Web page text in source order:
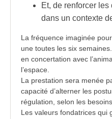
Et, de renforcer les
dans un contexte
La fréquence imaginée
une toutes les six
en concertation avec
l’espace.
La prestation sera menée
capacité d’alterner les
régulation, selon les
Les valeurs fondatrices qui